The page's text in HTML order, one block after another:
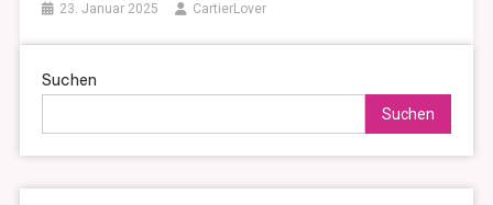
23. Januar 2025 CartierLover
Suchen
Suchen